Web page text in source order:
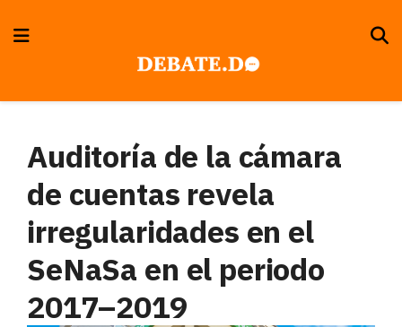
Auditoría de la cámara
de cuentas revela
irregularidades en el
SeNaSa en el periodo
2017–2019